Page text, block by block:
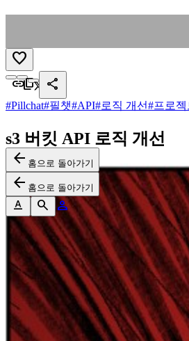
search
light_mode routine
person
arrow_back 홈으로 돌아가기
arrow_back 홈으로 돌아가기
text_format search person
favorite
linkcontent_copy share
#Pillchat#필챗#API#로직 개선#프로젝
s3 버킷 API 로직 개선